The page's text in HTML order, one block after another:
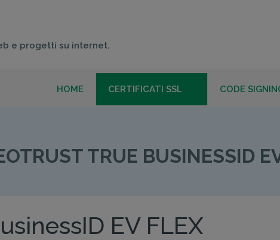
e progetti su internet.
HOME CERTIFICATI SSL CODE
TRUE
TRUE BUSINESSID
EV FLEX